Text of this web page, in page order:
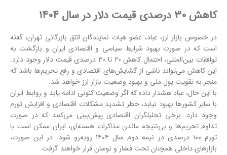
کاهش ۳۰ درصدی قیمت دلار در سال ۱۴۰۴
در خصوص بازار ارز، عباد، عضو هیات نمایندگان اتاق بازرگانی تهران، گفته
است که در صورت بهبود شرایط سیاسی و اقتصادی ایران و بازگشت به
توافقات بین‌المللی، احتمال کاهش ۲۰ تا ۳۰ درصدی قیمت دلار وجود دارد.
این کاهش می‌تواند ناشی از گشایش‌های اقتصادی و رفع تحریم‌ها باشد که
منجر به تقویت پول ملی و بهبود وضعیت بازار ارز خواهد شد.
با این حال، عباد هشدار داده که اگر وضعیت کنونی ادامه یابد و روابط ایران
با سایر کشورها بهبود نیابد، خطر تشدید مشکلات اقتصادی و افزایش تورم
وجود دارد. برخی تحلیلگران اقتصادی پیش‌بینی می‌کنند که در صورت
تداوم تحریم‌ها و بی‌نتیجه ماندن مذاکرات هسته‌ای، ایران ممکن است با
تورم ۱۰۰ درصدی در نیمه دوم سال ۱۴۰۴ روبه‌رو شود. در این صورت،
بازارهای داخلی همچنان تحت فشار و نوسان قرار خواهند گرفت.